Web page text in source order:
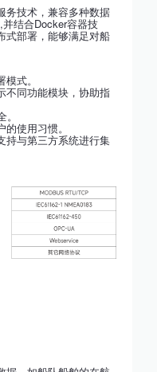
务技术，兼容多种数据
结合Docker容器技
式部署，能够满足对船
式。
不同功能模块，协助指
使用习惯。
持与第三方系统进行集